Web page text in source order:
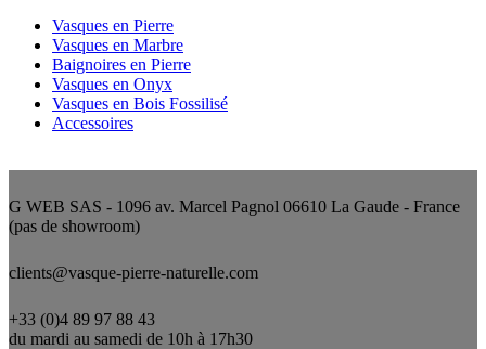
Vasques en Pierre
Vasques en Marbre
Baignoires en Pierre
Vasques en Onyx
Vasques en Bois Fossilisé
Accessoires
G WEB SAS - 1096 av. Marcel Pagnol 06610 La Gaude - France
(pas de showroom)
clients@vasque-pierre-naturelle.com
+33 (0)4 89 97 88 43
du mardi au samedi de 10h à 17h30